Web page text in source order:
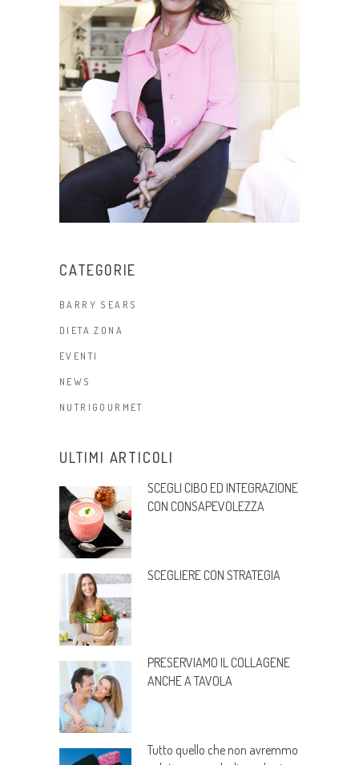
CATEGORIE
BARRY SEARS
DIETA ZONA
EVENTI
NEWS
NUTRIGOURMET
ULTIMI ARTICOLI
SCEGLI CIBO ED INTEGRAZIONE
CON CONSAPEVOLEZZA
SCEGLIERE CON STRATEGIA
PRESERVIAMO IL COLLAGENE
ANCHE A TAVOLA
Tutto quello che non avremmo